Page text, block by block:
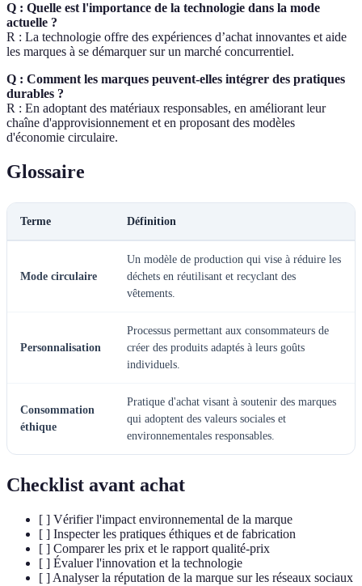
Q : Quelle est l'importance de la technologie dans la mode
actuelle ?
R : La technologie offre des expériences d’achat innovantes et aide
les marques à se démarquer sur un marché concurrentiel.
Q : Comment les marques peuvent-elles intégrer des pratiques
durables ?
R : En adoptant des matériaux responsables, en améliorant leur
chaîne d'approvisionnement et en proposant des modèles
d'économie circulaire.
Glossaire
Terme Définition
Mode circulaire
Un modèle de production qui vise à réduire les
déchets en réutilisant et recyclant des
vêtements.
Personnalisation
Processus permettant aux consommateurs de
créer des produits adaptés à leurs goûts
individuels.
Consommation
éthique
Pratique d'achat visant à soutenir des marques
qui adoptent des valeurs sociales et
environnementales responsables.
Checklist avant achat
[ ] Vérifier l'impact environnemental de la marque
[ ] Inspecter les pratiques éthiques et de fabrication
[ ] Comparer les prix et le rapport qualité-prix
[ ] Évaluer l'innovation et la technologie
[ ] Analyser la réputation de la marque sur les réseaux sociaux